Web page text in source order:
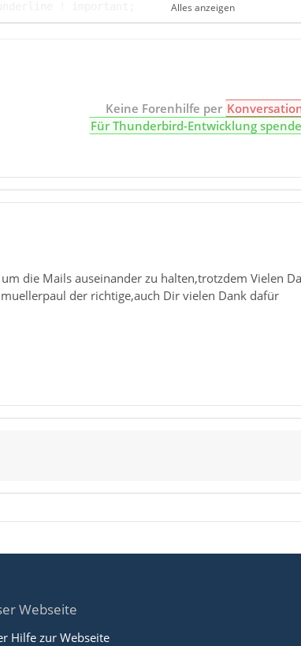
Alles anzeigen
Keine Forenhilfe per
Für Thunderbird-Entwicklung
die Mails auseinander zu halten,trotzdem Vielen
der richtige,auch Dir vielen Dank dafür
Webseite
Hilfe zur Webseite